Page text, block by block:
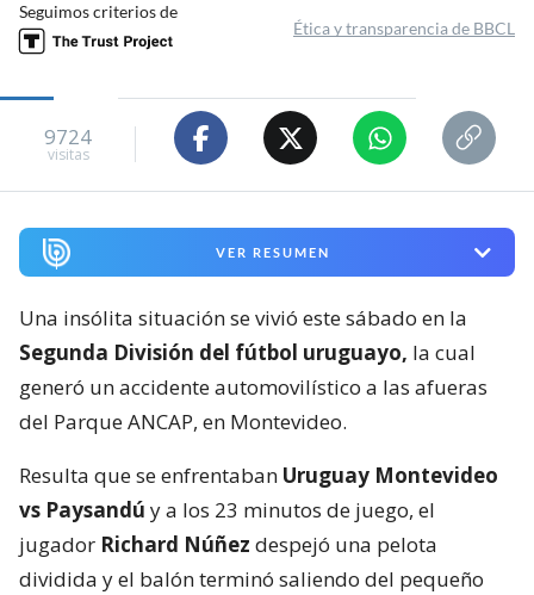
Seguimos criterios de
Ética y transparencia de BBCL
9724
visitas
VER RESUMEN
Una insólita situación se vivió este sábado en la
Segunda División del fútbol uruguayo, la cual
generó un accidente automovilístico a las afueras
del Parque ANCAP, en Montevideo.
Resulta que se enfrentaban Uruguay Montevideo
vs Paysandú y a los 23 minutos de juego, el
jugador Richard Núñez despejó una pelota
dividida y el balón terminó saliendo del pequeño